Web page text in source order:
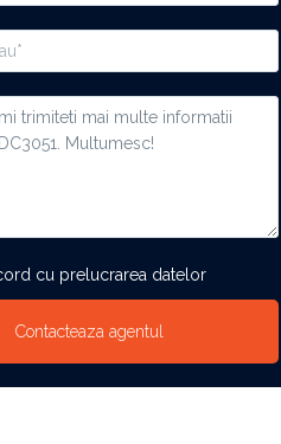
cu prelucrarea datelor